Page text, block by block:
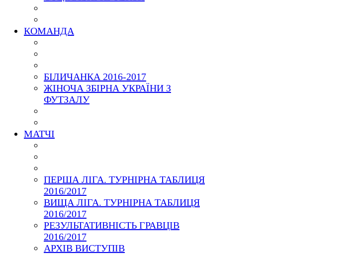
КОМАНДА
БІЛИЧАНКА 2016-2017
ЖІНОЧА ЗБІРНА УКРАЇНИ З
ФУТЗАЛУ
МАТЧІ
ПЕРША ЛІГА. ТУРНІРНА ТАБЛИЦЯ
2016/2017
ВИЩА ЛІГА. ТУРНІРНА ТАБЛИЦЯ
2016/2017
РЕЗУЛЬТАТИВНІСТЬ ГРАВЦІВ
2016/2017
АРХІВ ВИСТУПІВ